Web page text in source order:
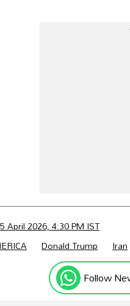
April 2026, 4:30 PM IST
Donald Trump Iran
Follow